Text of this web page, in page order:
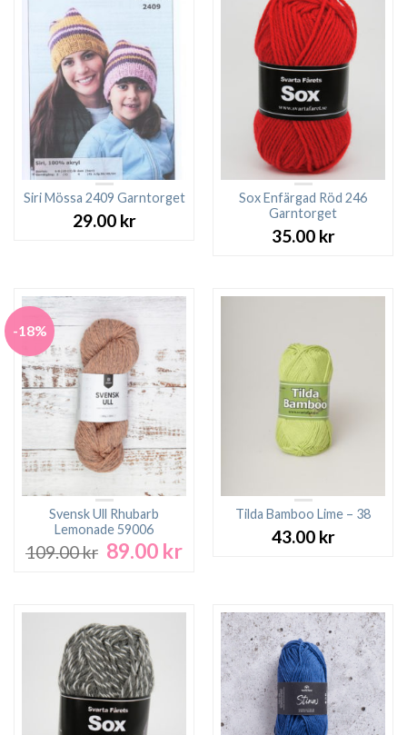
Siri Mössa 2409 Garntorget
29.00 kr
Sox Enfärgad Röd 246
Garntorget
35.00 kr
-18%
Svensk Ull Rhubarb
Lemonade 59006
109.00kr Det
109.00 kr.
89.00 krDet
89.00 kr.
Tilda Bamboo Lime – 38
43.00 kr